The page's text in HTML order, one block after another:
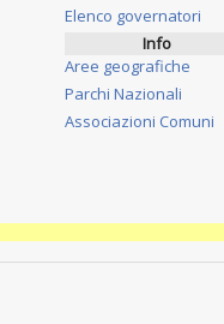
Elenco governatori
Info
Aree geografiche
Parchi Nazionali
Associazioni Comuni